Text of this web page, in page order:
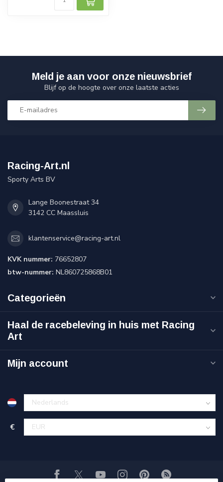
Meld je aan voor onze nieuwsbrief
Blijf op de hoogte over onze laatste acties
Racing-Art.nl
Sporty Arts BV
Lange Boonestraat 34
3142 CC Maassluis
klantenservice@racing-art.nl
KVK nummer: 76652807
btw-nummer: NL860725868B01
Categorieën
Haal de racebeleving in huis met Racing
Art
Mijn account
€